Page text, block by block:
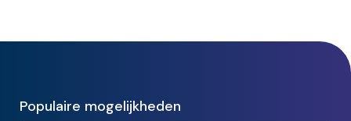
Populaire mogelijkheden